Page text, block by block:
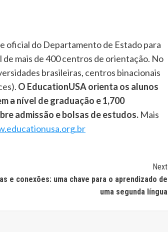
oficial do Departamento de Estado para
mais de 400 centros de orientação. No
brasileiras, centros binacionais
O EducationUSA orienta os alunos
anível de graduação e 1,700
admissão e bolsas de estudos. Mais
Next
e conexões: uma chave para o aprendizado de
uma segunda língua